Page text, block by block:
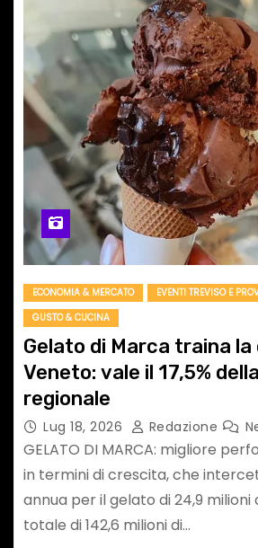
ECONOMIA & MERCATO
EVENTI TREVISO E
GUSTO & CUCINA
Gelato di Marca traina
Veneto: vale il 17,5%
regionale
Lug 18, 2026 Redazione
GELATO DI MARCA: migliore
in termini di crescita, che
annua per il gelato di 24,9 milioni
totale di 142,6 milioni di…